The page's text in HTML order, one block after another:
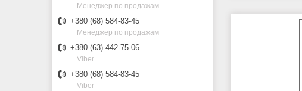
Менеджер по продажам
+380 (68) 584-83-45
Менеджер по продажам
+380 (63) 442-75-06
Viber
+380 (68) 584-83-45
Viber